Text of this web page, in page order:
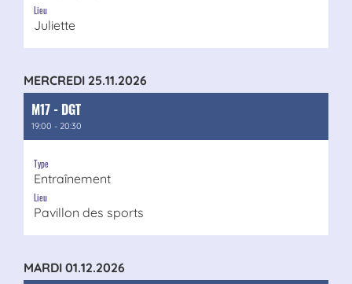
Lieu
Juliette
MERCREDI 25.11.2026
M17 - DGT
19:00 - 20:30
Type
Entraînement
Lieu
Pavillon des sports
MARDI 01.12.2026